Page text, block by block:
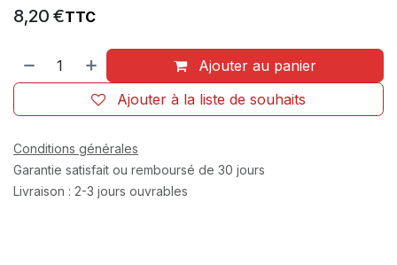
8,20 €TTC
Ajouter au panier
Ajouter à la liste de souhaits
Conditions générales
Garantie satisfait ou remboursé de 30 jours
Livraison : 2-3 jours ouvrables